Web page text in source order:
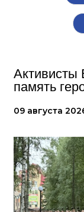
Активисты
память
09 августа